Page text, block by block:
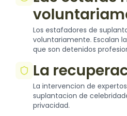
Los estafadores de
voluntariamente. Escalan
que son detenidos
La
La intervencion de
suplantacion de
privacidad.